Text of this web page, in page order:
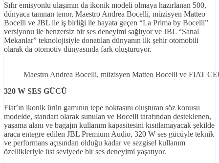
Sıfır emisyonlu ulaşımın da ikonik modeli olmaya hazırlanan 500,
dünyaca tanınan tenor, Maestro Andrea Bocelli, müzisyen Matteo
Bocelli ve JBL ile iş birliği ile hayata geçen “La Prima by Bocelli”
versiyonu ile benzersiz bir ses deneyimi sağlıyor ve JBL “Sanal
Mekanlar” teknolojisiyle donatılan dünyanın ilk şehir otomobili
olarak da otomotiv dünyasında fark oluşturuyor.
Maestro Andrea Bocelli, müzisyen Matteo Bocelli ve FIAT
320 W SES GÜCÜ
Fiat’ın ikonik ürün gamının tepe noktasını oluşturan söz konusu
modelde, standart olarak sunulan ve Bocelli tarafından desteklenen,
yaşama alanı ve bagajın kullanım kapasitesini kısıtlamayacak şekilde
araca entegre edilen JBL Premium Audio, 320 W ses gücüyle teknik
ve performans açısından olduğu kadar ve sezgisel kullanım
özellikleriyle üst seviyede bir ses deneyimi yaşatıyor.